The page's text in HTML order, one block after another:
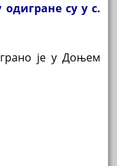
су у с.
је у Доњем